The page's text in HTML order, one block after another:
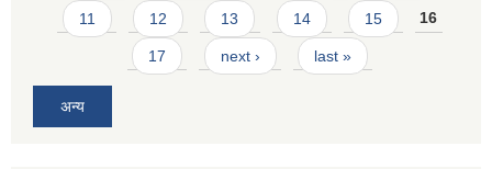
11 12 13 14 15 16
17 next › last »
अन्य